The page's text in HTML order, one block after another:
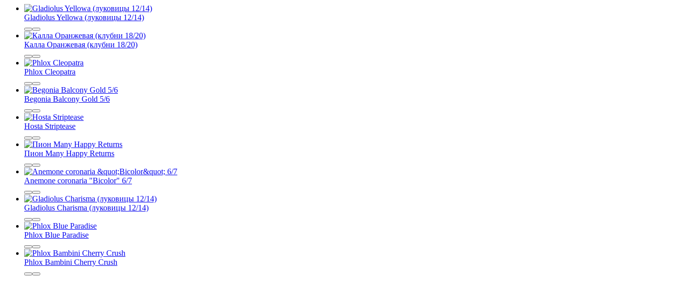
Gladiolus Yellowa (луковицы 12/14)
Калла Оранжевая (клубни 18/20)
Phlox Cleopatra
Begonia Balcony Gold 5/6
Hosta Striptease
Пион Many Happy Returns
Anemone coronaria "Bicolor" 6/7
Gladiolus Charisma (луковицы 12/14)
Phlox Blue Paradise
Phlox Bambini Cherry Crush